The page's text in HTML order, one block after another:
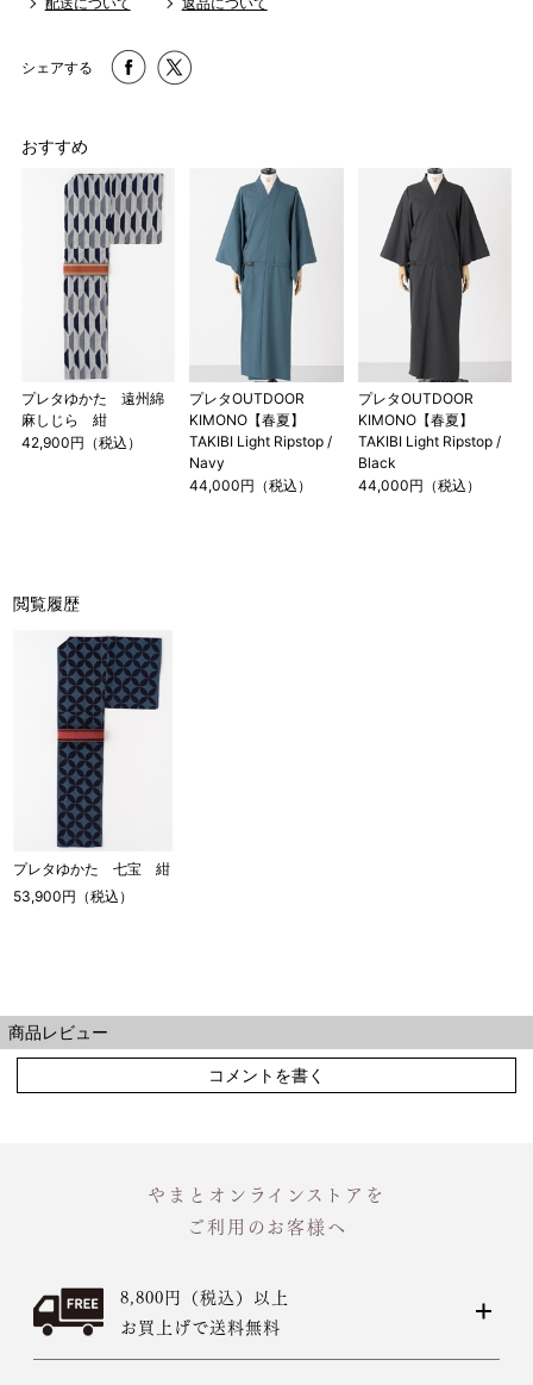
L
単位：１尺＝約38cm １寸＝約3.8cm １分＝約0.38cm
2 鯨尺寸法となりますので上表の cm はおおよその長さとな
ります。
3 プレタ商品は寸法変更出来ません。
シェアする
おすすめ
プレタゆかた 遠州綿
麻しじら 紺
42,900円（税込）
プレタOUTDOOR
KIMONO【春夏】
TAKIBI Light Ripstop /
Navy
44,000円（税込）
プレタOUTDOOR
KIMONO【春夏】
TAKIBI Light Ripstop /
Black
44,000円（税込）
閲覧履歴
プレタゆかた 七宝 紺
53,900円（税込）
商品レビュー
コメントを書く
やまとオンラインストアを
ご利用のお客様へ
8,800円（税込）以上
お買上げで送料無料